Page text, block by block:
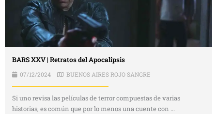
BARS XXV | Retratos del Apocalipsis
07/12/2024 BUENOS AIRES ROJO SANGRE
Si uno revisa las películas de terror compuestas de varias
historias, es común que por lo menos una cuente con ...